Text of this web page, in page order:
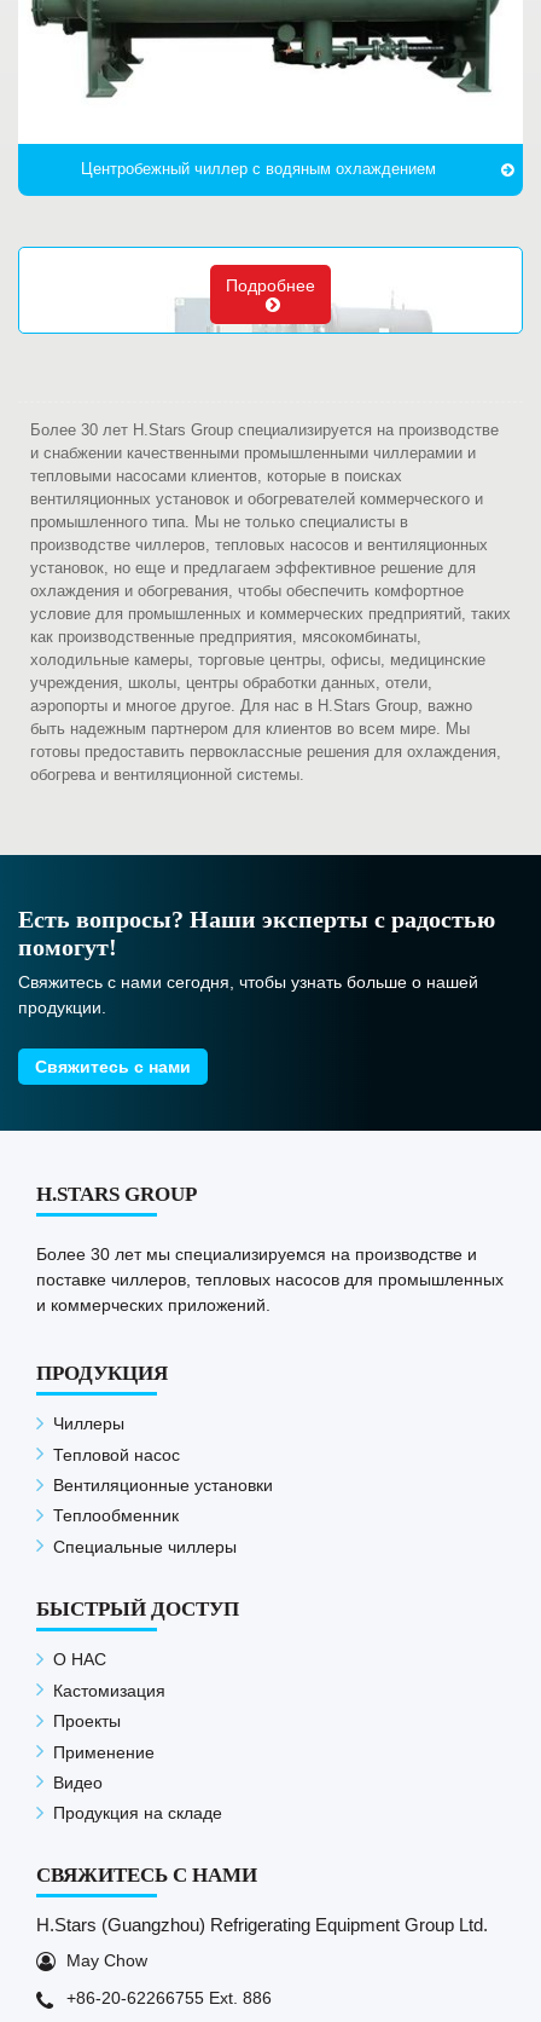
Центробежный чиллер с водяным охлаждением
Подробнее
Более 30 лет H.Stars Group специализируется на производстве
и снабжении качественными промышленными чиллерамии и
тепловыми насосами клиентов, которые в поисках
вентиляционных установок и обогревателей коммерческого и
промышленного типа. Мы не только специалисты в
производстве чиллеров, тепловых насосов и вентиляционных
установок, но еще и предлагаем эффективное решение для
охлаждения и обогревания, чтобы обеспечить комфортное
условие для промышленных и коммерческих предприятий, таких
как производственные предприятия, мясокомбинаты,
холодильные камеры, торговые центры, офисы, медицинские
учреждения, школы, центры обработки данных, отели,
аэропорты и многое другое. Для нас в H.Stars Group, важно
быть надежным партнером для клиентов во всем мире. Мы
готовы предоставить первоклассные решения для охлаждения,
обогрева и вентиляционной системы.
Есть вопросы? Наши эксперты с радостью
помогут!
Свяжитесь с нами сегодня, чтобы узнать больше о нашей
продукции.
Свяжитесь с нами
H.STARS GROUP
Более 30 лет мы специализируемся на производстве и
поставке чиллеров, тепловых насосов для промышленных
и коммерческих приложений.
ПРОДУКЦИЯ
Чиллеры
Тепловой насос
Вентиляционные установки
Теплообменник
Специальные чиллеры
БЫСТРЫЙ ДОСТУП
О НАС
Кастомизация
Проекты
Применение
Видео
Продукция на складе
СВЯЖИТЕСЬ С НАМИ
H.Stars (Guangzhou) Refrigerating Equipment Group Ltd.
May Chow
+86-20-62266755 Ext. 886